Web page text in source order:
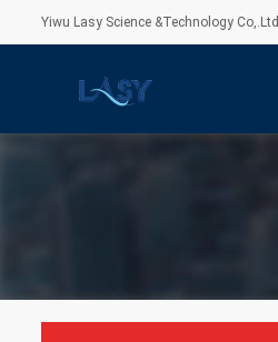
Yiwu Lasy Science &Technology Co,.Ltd